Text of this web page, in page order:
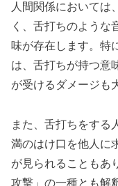
人間関係においては
く、舌打ちのような
味が存在します。特
は、舌打ちが持つ意
が受けるダメージも
また、舌打ちをする
満のはけ口を他人に
が見られることもあ
攻撃」の一種とも解